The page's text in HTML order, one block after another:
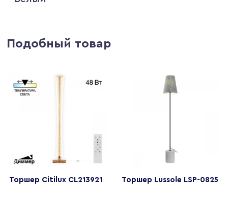
Подобный товар
Торшер Citilux CL213921 Торшер Lussole LSP-0825